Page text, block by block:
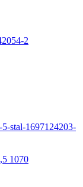
2
1070